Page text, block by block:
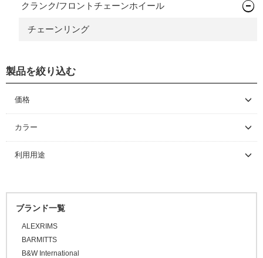
関連パーツ
クランク/フロントチェーンホイール
チェーンリング
製品を絞り込む
価格
～ \5,000
\5,001 ～ 10,000
\10,001 ～ 20,000
\30,001 ～ 50,000
\50,001 ～
カラー
利用用途
ブランド一覧
ALEXRIMS
BARMITTS
B&W International